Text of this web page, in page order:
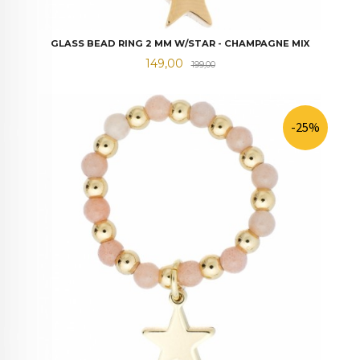
GLASS BEAD RING 2 MM W/STAR - CHAMPAGNE MIX
Tilbud
149,00 199,00Rabatt
-25%